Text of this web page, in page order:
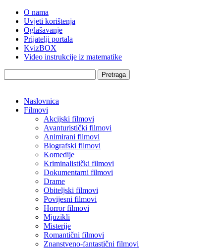
O nama
Uvjeti korištenja
Oglašavanje
Prijatelji portala
KvizBOX
Video instrukcije iz matematike
Pretraga
Naslovnica
Filmovi
Akcijski filmovi
Avanturistički filmovi
Animirani filmovi
Biografski filmovi
Komedije
Kriminalistički filmovi
Dokumentarni filmovi
Drame
Obiteljski filmovi
Povijesni filmovi
Horror filmovi
Mjuzikli
Misterije
Romantični filmovi
Znanstveno-fantastični filmovi